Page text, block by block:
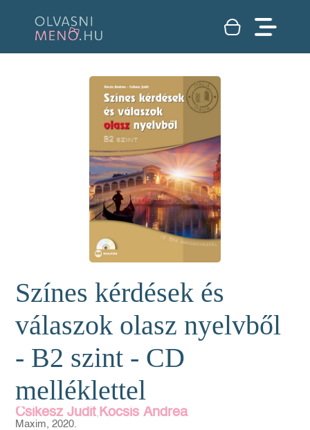
Színes kérdések és
válaszok olasz nyelvből
- B2 szint - CD
melléklettel
Csikesz Judit Kocsis Andrea
Maxim, 2020.